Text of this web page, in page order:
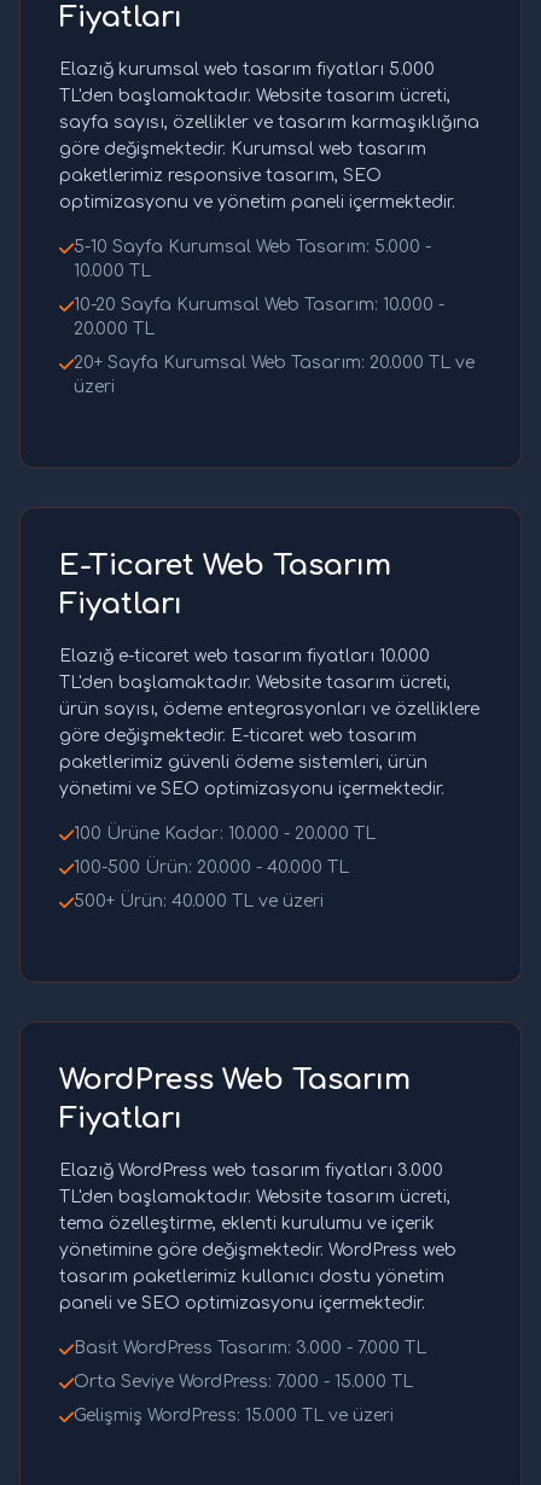
Fiyatları
Elazığ kurumsal web tasarım fiyatları 5.000
TL'den başlamaktadır. Website tasarım ücreti,
sayfa sayısı, özellikler ve tasarım karmaşıklığına
göre değişmektedir. Kurumsal web tasarım
paketlerimiz responsive tasarım, SEO
optimizasyonu ve yönetim paneli içermektedir.
5-10 Sayfa Kurumsal Web Tasarım: 5.000 -
10.000 TL
10-20 Sayfa Kurumsal Web Tasarım: 10.000 -
20.000 TL
20+ Sayfa Kurumsal Web Tasarım: 20.000 TL ve
üzeri
E-Ticaret Web Tasarım
Fiyatları
Elazığ e-ticaret web tasarım fiyatları 10.000
TL'den başlamaktadır. Website tasarım ücreti,
ürün sayısı, ödeme entegrasyonları ve özelliklere
göre değişmektedir. E-ticaret web tasarım
paketlerimiz güvenli ödeme sistemleri, ürün
yönetimi ve SEO optimizasyonu içermektedir.
100 Ürüne Kadar: 10.000 - 20.000 TL
100-500 Ürün: 20.000 - 40.000 TL
500+ Ürün: 40.000 TL ve üzeri
WordPress Web Tasarım
Fiyatları
Elazığ WordPress web tasarım fiyatları 3.000
TL'den başlamaktadır. Website tasarım ücreti,
tema özelleştirme, eklenti kurulumu ve içerik
yönetimine göre değişmektedir. WordPress web
tasarım paketlerimiz kullanıcı dostu yönetim
paneli ve SEO optimizasyonu içermektedir.
Basit WordPress Tasarım: 3.000 - 7.000 TL
Orta Seviye WordPress: 7.000 - 15.000 TL
Gelişmiş WordPress: 15.000 TL ve üzeri